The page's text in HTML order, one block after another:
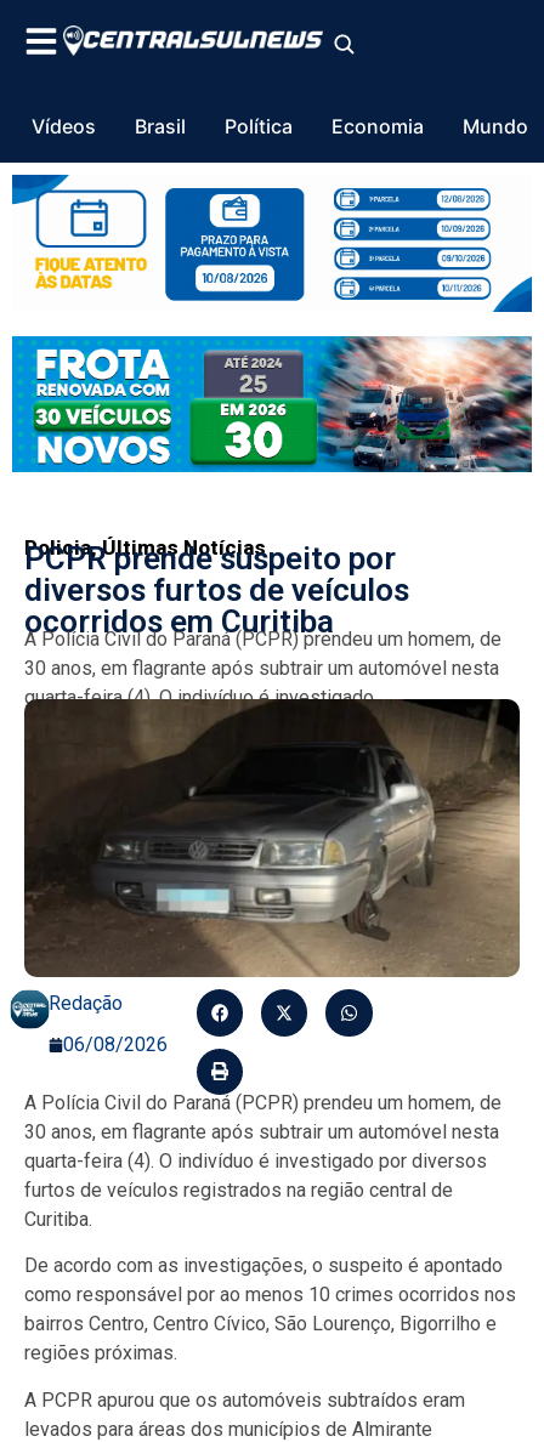
Vídeos Brasil Política Economia Mundo
Policia,Últimas Notícias
PCPR prende suspeito por
diversos furtos de veículos
ocorridos em Curitiba
A Polícia Civil do Paraná (PCPR) prendeu um homem, de
30 anos, em flagrante após subtrair um automóvel nesta
quarta-feira (4). O indivíduo é investigado...
Redação
06/08/2026
A Polícia Civil do Paraná (PCPR) prendeu um homem, de
30 anos, em flagrante após subtrair um automóvel nesta
quarta-feira (4). O indivíduo é investigado por diversos
furtos de veículos registrados na região central de
Curitiba.
De acordo com as investigações, o suspeito é apontado
como responsável por ao menos 10 crimes ocorridos nos
bairros Centro, Centro Cívico, São Lourenço, Bigorrilho e
regiões próximas.
A PCPR apurou que os automóveis subtraídos eram
levados para áreas dos municípios de Almirante